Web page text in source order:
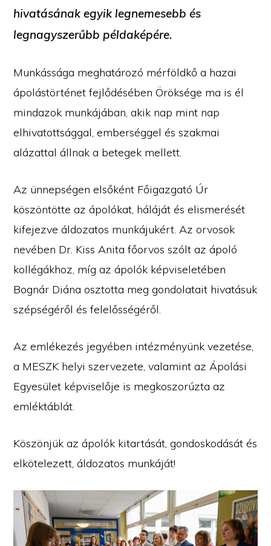
hivatásának egyik legnemesebb és
legnagyszerűbb példaképére.
Munkássága meghatározó mérföldkő a hazai
ápolástörténet fejlődésében Öröksége ma is él
mindazok munkájában, akik nap mint nap
elhivatottsággal, emberséggel és szakmai
alázattal állnak a betegek mellett.
Az ünnepségen elsőként Főigazgató Úr
köszöntötte az ápolókat, háláját és elismerését
kifejezve áldozatos munkájukért. Az orvosok
nevében Dr. Kiss Anita főorvos szólt az ápoló
kollégákhoz, míg az ápolók képviseletében
Bognár Diána osztotta meg gondolatait hivatásuk
szépségéről és felelősségéről.
Az emlékezés jegyében intézményünk vezetése,
a MESZK helyi szervezete, valamint az Ápolási
Egyesület képviselője is megkoszorúzta az
emléktáblát.
Köszönjük az ápolók kitartását, gondoskodását és
elkötelezett, áldozatos munkáját!